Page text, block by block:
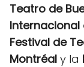
Teatro de
Internacional
Festival de
Montréal y la